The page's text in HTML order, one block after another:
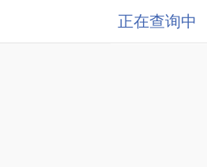
正在查询中